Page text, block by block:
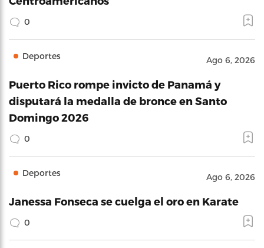
0
Deportes Ago 6, 2026
Puerto Rico rompe invicto de Panamá y
disputará la medalla de bronce en Santo
Domingo 2026
0
Deportes Ago 6, 2026
Janessa Fonseca se cuelga el oro en Karate
0